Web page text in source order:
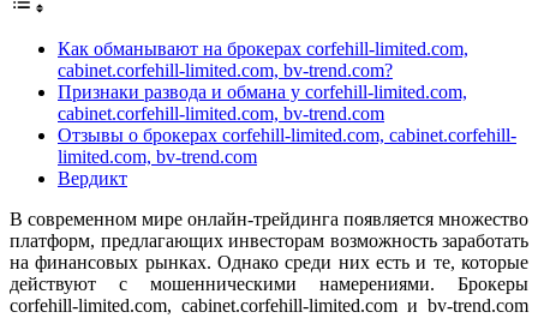
Как обманывают на брокерах corfehill-limited.com,
cabinet.corfehill-limited.com, bv-trend.com?
Признаки развода и обмана у corfehill-limited.com,
cabinet.corfehill-limited.com, bv-trend.com
Отзывы о брокерах corfehill-limited.com, cabinet.corfehill-
limited.com, bv-trend.com
Вердикт
В современном мире онлайн-трейдинга появляется множество
платформ, предлагающих инвесторам возможность заработать
на финансовых рынках. Однако среди них есть и те, которые
действуют с мошенническими намерениями. Брокеры
corfehill-limited.com, cabinet.corfehill-limited.com и bv-trend.com